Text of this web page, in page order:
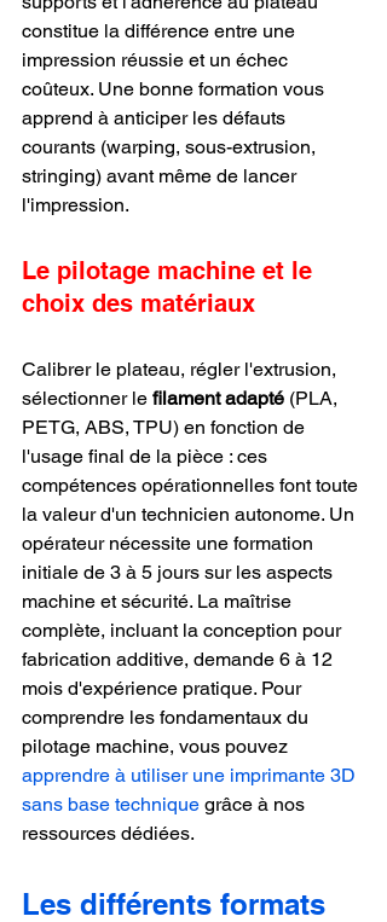
constitue la différence entre une
impression réussie et un échec
coûteux. Une bonne formation vous
apprend à anticiper les défauts
courants (warping, sous-extrusion,
stringing) avant même de lancer
l'impression.
Le pilotage machine et le
choix des matériaux
Calibrer le plateau, régler l'extrusion,
sélectionner le filament adapté (PLA,
PETG, ABS, TPU) en fonction de
l'usage final de la pièce : ces
compétences opérationnelles font toute
la valeur d'un technicien autonome. Un
opérateur nécessite une formation
initiale de 3 à 5 jours sur les aspects
machine et sécurité. La maîtrise
complète, incluant la conception pour
fabrication additive, demande 6 à 12
mois d'expérience pratique. Pour
comprendre les fondamentaux du
pilotage machine, vous pouvez
apprendre à utiliser une imprimante 3D
sans base technique grâce à nos
ressources dédiées.
Les différents formats